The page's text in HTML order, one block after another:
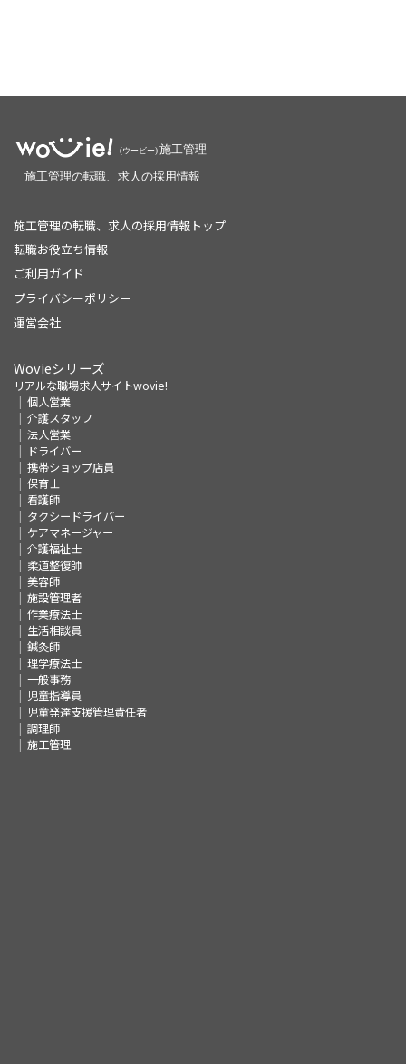
施工管理の転職、求人の採用情報トップ
転職お役立ち情報
ご利用ガイド
プライバシーポリシー
運営会社
Wovieシリーズ
リアルな職場求人サイトwovie!
個人営業
介護スタッフ
法人営業
ドライバー
携帯ショップ店員
保育士
看護師
タクシードライバー
ケアマネージャー
介護福祉士
柔道整復師
美容師
施設管理者
作業療法士
生活相談員
鍼灸師
理学療法士
一般事務
児童指導員
児童発達支援管理責任者
調理師
施工管理